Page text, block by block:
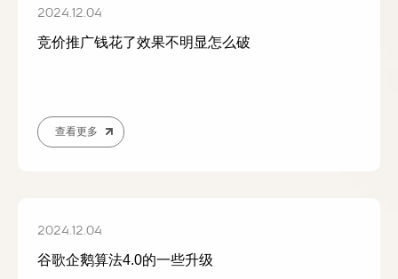
2024.12.04
竞价推广钱花了效果不明显怎么破
查看更多
2024.12.04
谷歌企鹅算法4.0的一些升级